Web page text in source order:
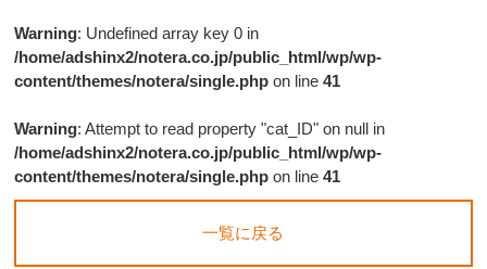
Warning: Undefined array key 0 in
/home/adshinx2/notera.co.jp/public_html/wp/wp-
content/themes/notera/single.php on line41
Warning: Attempt to read property "cat_ID" on null in
/home/adshinx2/notera.co.jp/public_html/wp/wp-
content/themes/notera/single.php on line41
一覧に戻る